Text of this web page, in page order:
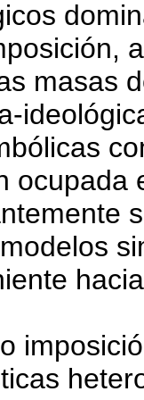
masas
ocupada